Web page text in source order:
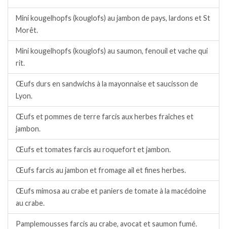
Mini kougelhopfs (kouglofs) au jambon de pays, lardons et St
Morêt.
Mini kougelhopfs (kouglofs) au saumon, fenouil et vache qui
rit.
Œufs durs en sandwichs à la mayonnaise et saucisson de
Lyon.
Œufs et pommes de terre farcis aux herbes fraîches et
jambon.
Œufs et tomates farcis au roquefort et jambon.
Œufs farcis au jambon et fromage ail et fines herbes.
Œufs mimosa au crabe et paniers de tomate à la macédoine
au crabe.
Pamplemousses farcis au crabe, avocat et saumon fumé.